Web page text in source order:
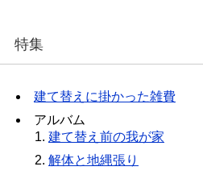
特集
建て替えに掛かった雑費
アルバム
建て替え前の我が家
解体と地縄張り